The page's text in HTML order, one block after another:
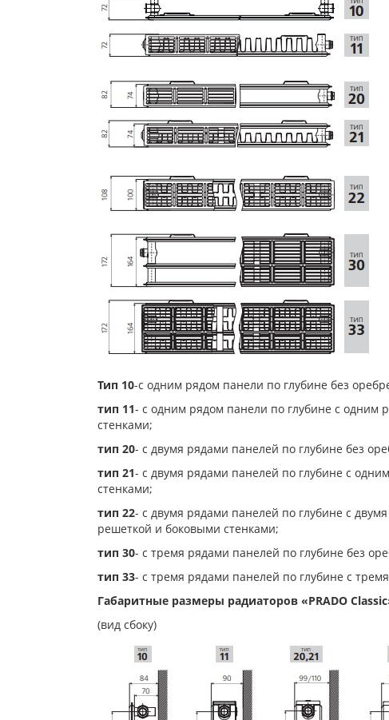
Тип 10-с одним рядом панели по глубине без
тип 11- с одним рядом панели по глубине с одним
стенками;
тип 20- с двумя рядами панелей по глубине без
тип 21- с двумя рядами панелей по глубине с
стенками;
тип 22- с двумя рядами панелей по глубине с
решеткой и боковыми стенками;
тип 30- с тремя рядами панелей по глубине без
тип 33- с тремя рядами панелей по глубине с
Габаритные размеры радиаторов «PRADO
(вид сбоку)